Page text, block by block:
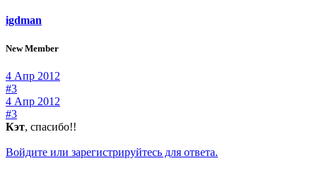
igdman
New Member
4 Апр 2012
#3
4 Апр 2012
#3
Кэт, спасибо!!
Войдите или зарегистрируйтесь для ответа.